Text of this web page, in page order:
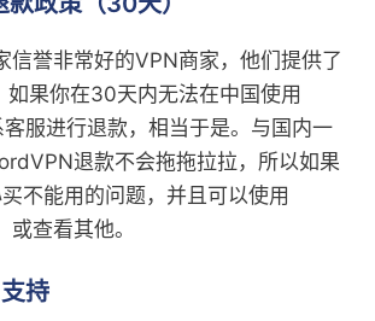
信誉非常好的VPN商家，他们提供了
果你在30天内无法在中国使用
服进行退款，相当于是。与国内一
退款不会拖拖拉拉，所以如果
不能用的问题，并且可以使用
查看其他。
持